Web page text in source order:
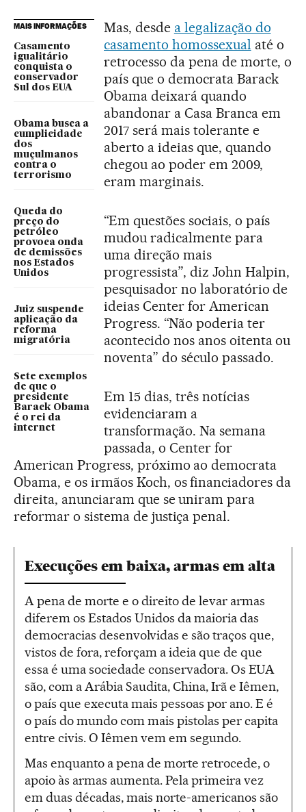
MAIS INFORMAÇÕES
Casamento
igualitário
conquista o
conservador
Sul dos EUA
Obama busca a
cumplicidade
dos
muçulmanos
contra o
terrorismo
Queda do
preço do
petróleo
provoca onda
de demissões
nos Estados
Unidos
Juiz suspende
aplicação da
reforma
migratória
Sete exemplos
de que o
presidente
Barack Obama
é o rei da
internet
Mas, desde a legalização do
casamento homossexual até o
retrocesso da pena de morte, o
país que o democrata Barack
Obama deixará quando
abandonar a Casa Branca em
2017 será mais tolerante e
aberto a ideias que, quando
chegou ao poder em 2009,
eram marginais.
“Em questões sociais, o país
mudou radicalmente para
uma direção mais
progressista”, diz John Halpin,
pesquisador no laboratório de
ideias Center for American
Progress. “Não poderia ter
acontecido nos anos oitenta ou
noventa” do século passado.
Em 15 dias, três notícias
evidenciaram a
transformação. Na semana
passada, o Center for
American Progress, próximo ao democrata
Obama, e os irmãos Koch, os financiadores da
direita, anunciaram que se uniram para
reformar o sistema de justiça penal.
Execuções em baixa, armas em alta
A pena de morte e o direito de levar armas
diferem os Estados Unidos da maioria das
democracias desenvolvidas e são traços que,
vistos de fora, reforçam a ideia que de que
essa é uma sociedade conservadora. Os EUA
são, com a Arábia Saudita, China, Irã e Iêmen,
o país que executa mais pessoas por ano. E é
o país do mundo com mais pistolas per capita
entre civis. O Iêmen vem em segundo.
Mas enquanto a pena de morte retrocede, o
apoio às armas aumenta. Pela primeira vez
em duas décadas, mais norte-americanos são